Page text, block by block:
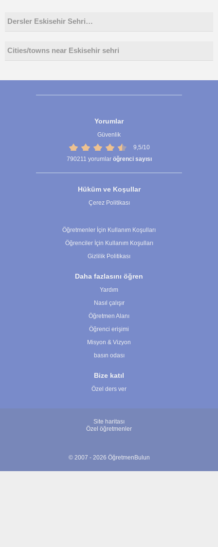
Dersler Eskisehir Sehri…
Cities/towns near Eskisehir sehri
Yorumlar
Güvenlik
9,5/10
790211 yorumlar öğrenci sayısı
Hüküm ve Koşullar
Çerez Politikası
Öğretmenler İçin Kullanım Koşulları
Öğrenciler İçin Kullanım Koşulları
Gizlilik Politikası
Daha fazlasını öğren
Yardım
Nasıl çalışır
Öğretmen Alanı
Öğrenci erişimi
Misyon & Vizyon
basın odası
Bize katıl
Özel ders ver
Site haritası
Özel öğretmenler
© 2007 - 2026 ÖğretmenBulun